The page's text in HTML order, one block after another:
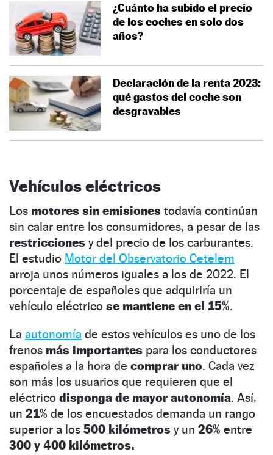
¿Cuánto ha subido el precio
de los coches en solo dos
años?
Declaración de la renta 2023:
qué gastos del coche son
desgravables
Vehículos eléctricos
Los motores sin emisiones todavía continúan
sin calar entre los consumidores, a pesar de las
restricciones y del precio de los carburantes.
El estudio Motor del Observatorio Cetelem
arroja unos números iguales a los de 2022. El
porcentaje de españoles que adquiriría un
vehículo eléctrico se mantiene en el 15%.
La autonomía de estos vehículos es uno de los
frenos más importantes para los conductores
españoles a la hora de comprar uno. Cada vez
son más los usuarios que requieren que el
eléctrico disponga de mayor autonomía. Así,
un 21% de los encuestados demanda un rango
superior a los 500 kilómetros y un 26% entre
300 y 400 kilómetros.